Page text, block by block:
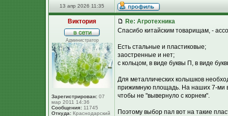
13 апр 2026 11:35
Виктория
Администратор
Зарегистрирован: 07
мар 2011 14:36
Сообщения: 11745
Откуда: Краснодарский
Re: Агротехника
Спасибо китайским товарищам, -
Есть стальные и пластиковые;
заостренные и нет;
с кольцом, в виде буквы П, в виде
Для металлических колышков
прижимную площадь. На наших 7-ми
чтобы не "вывернуло с корнем".
Поэтому выбор пал вот на такие